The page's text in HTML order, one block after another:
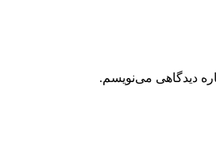
دیدگاهی می‌نویسم.